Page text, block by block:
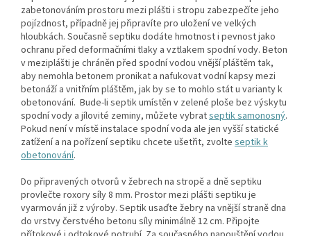
zabetonováním prostoru mezi plášti i stropu zabezpečíte jeho
pojízdnost, případně jej připravíte pro uložení ve velkých
hloubkách. Současně septiku dodáte hmotnost i pevnost jako
ochranu před deformačními tlaky a vztlakem spodní vody. Beton
v meziplášti je chráněn před spodní vodou vnější pláštěm tak,
aby nemohla betonem pronikat a nafukovat vodní kapsy mezi
betonáží a vnitřním pláštěm, jak by se to mohlo stát u varianty k
obetonování. Bude-li septik umístěn v zelené ploše bez výskytu
spodní vody a jílovité zeminy, můžete vybratseptik samonosný.
Pokud není v místě instalace spodní voda ale jen vyšší statické
zatížení a na pořízení septiku chcete ušetřit, zvolte septik k
obetonování.
Do připravených otvorů v žebrech na stropě a dně septiku
provlečte roxory síly 8 mm. Prostor mezi plášti septiku je
vyarmován již z výroby. Septik usaďte žebry na vnější straně dna
do vrstvy čerstvého betonu síly minimálně 12 cm. Připojte